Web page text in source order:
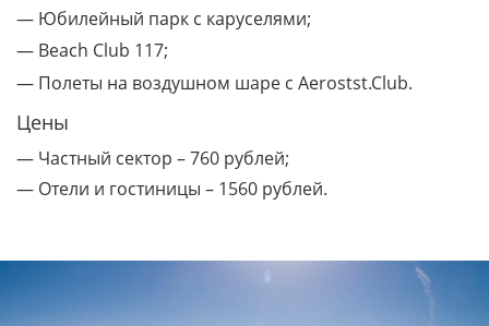
— Юбилейный парк с каруселями;
— Beach Club 117;
— Полеты на воздушном шаре с Aerostst.Club.
Цены
— Частный сектор – 760 рублей;
— Отели и гостиницы – 1560 рублей.